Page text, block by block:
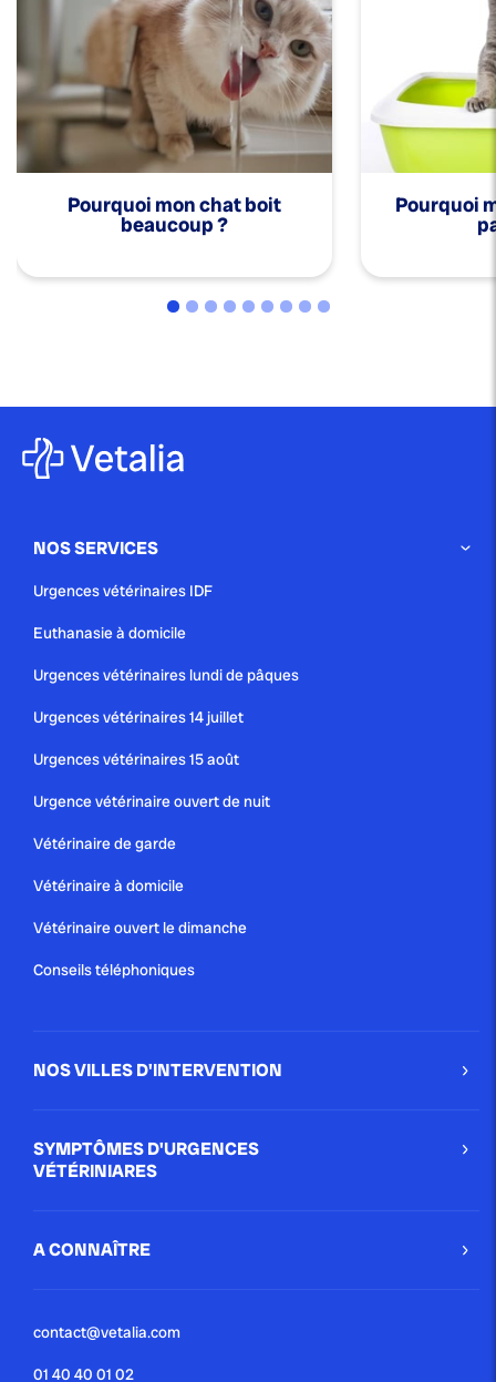
Pourquoi mon chat boit
beaucoup ?
Pourquoi
NOS SERVICES
Urgences vétérinaires IDF
Euthanasie à domicile
Urgences vétérinaires lundi de pâques
Urgences vétérinaires 14 juillet
Urgences vétérinaires 15 août
Urgence vétérinaire ouvert de nuit
Vétérinaire de garde
Vétérinaire à domicile
Vétérinaire ouvert le dimanche
Conseils téléphoniques
NOS VILLES D'INTERVENTION
SYMPTÔMES D'URGENCES
VÉTÉRINIARES
A CONNAÎTRE
contact@vetalia.com
01 40 40 01 02